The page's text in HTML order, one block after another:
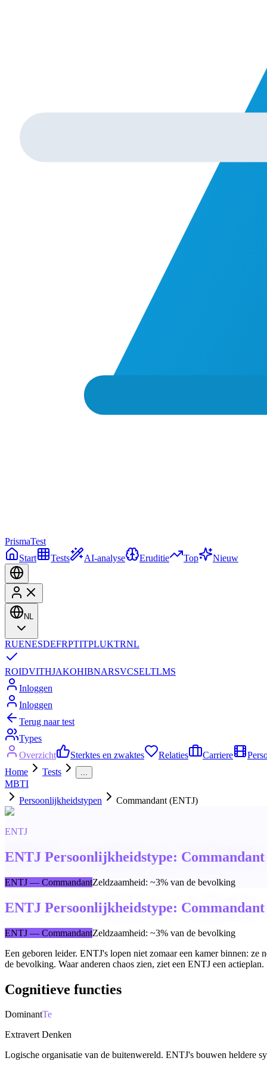
PrismaTest
Start
Tests AI-analyse Eruditie Top Nieuw
NL
RUENESDEFRPTITPLUKTRNL
ROIDVITHJAKOHIBNARSVCSELTLMS
Inloggen
Inloggen
Terug naar test
Types
Overzicht
Sterktes en zwaktes Relaties Carriere
Home
Tests ...
MBTI
Persoonlijkheidstypen
Commandant (ENTJ)
ENTJ
ENTJ Persoonlijkheidstype:
ENTJ — CommandantZeldzaamheid: ~3% van de bevolking
ENTJ Persoonlijkheidstype:
ENTJ — CommandantZeldzaamheid: ~3% van de bevolking
Een geboren leider. ENTJ's lopen niet zomaar een kamer binnen: ze
de bevolking. Waar anderen chaos zien, ziet een ENTJ een actieplan.
Cognitieve functies
DominantTe
Extravert Denken
Logische organisatie van de buitenwereld. ENTJ's bouwen heldere